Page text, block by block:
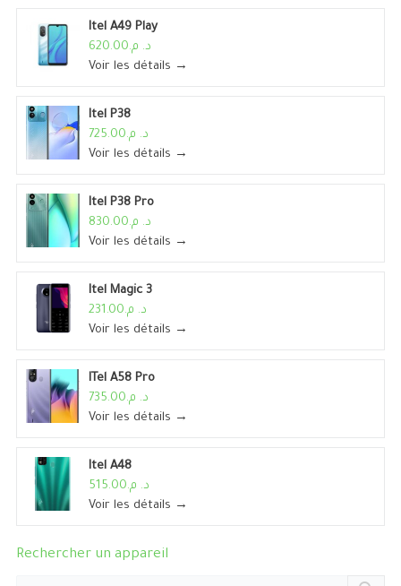
Itel A49 Play
د. م.620.00
Voir les détails →
Itel P38
د. م.725.00
Voir les détails →
Itel P38 Pro
د. م.830.00
Voir les détails →
Itel Magic 3
د. م.231.00
Voir les détails →
ITel A58 Pro
د. م.735.00
Voir les détails →
Itel A48
د. م.515.00
Voir les détails →
Rechercher un appareil